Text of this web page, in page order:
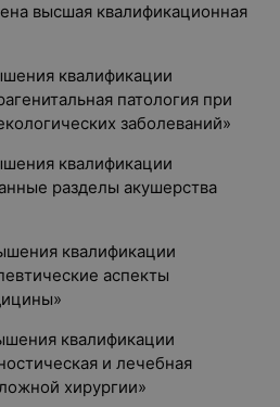
высшая квалификационная
квалификации
патология при
заболеваний»
квалификации
разделы акушерства
квалификации
аспекты
квалификации
и лечебная
хирургии»